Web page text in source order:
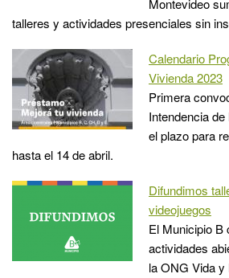
talleres y actividades presenciales sin
Calendario
Vivienda 2023
Primera
Intendencia
el plazo para
hasta el 14 de abril.
Difundimos
videojuegos
El Municipio B
actividades
la ONG Vida y